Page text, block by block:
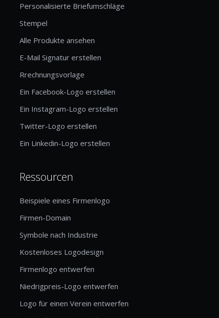
Personalisierte Briefumschläge
Stempel
Alle Produkte ansehen
E-Mail Signatur erstellen
Rrechnungsvorlage
Ein Facebook-Logo erstellen
Ein Instagram-Logo erstellen
Twitter-Logo erstellen
Ein Linkedin-Logo erstellen
Ressourcen
Beispiele eines Firmenlogo
Firmen-Domain
Symbole nach Industrie
Kostenloses Logodesign
Firmenlogo entwerfen
Niedrigpreis-Logo entwerfen
Logo für einen Verein entwerfen